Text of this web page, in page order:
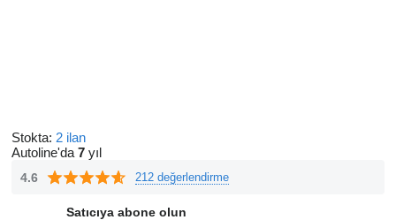
Stokta: 2 ilan
Autoline'da 7 yıl
4.6 212 değerlendirme
Satıcıya abone olun